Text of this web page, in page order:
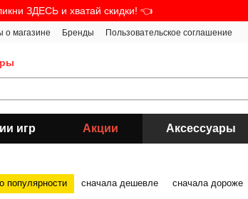
ЗДЕСЬ и хватай скидки! 👈
о магазине Бренды
Пользовательское соглашение
игр Акции Аксессуары
популярности сначала дешевле сначала дороже